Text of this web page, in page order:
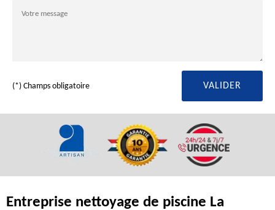
(*) Champs obligatoire
Entreprise nettoyage de piscine La